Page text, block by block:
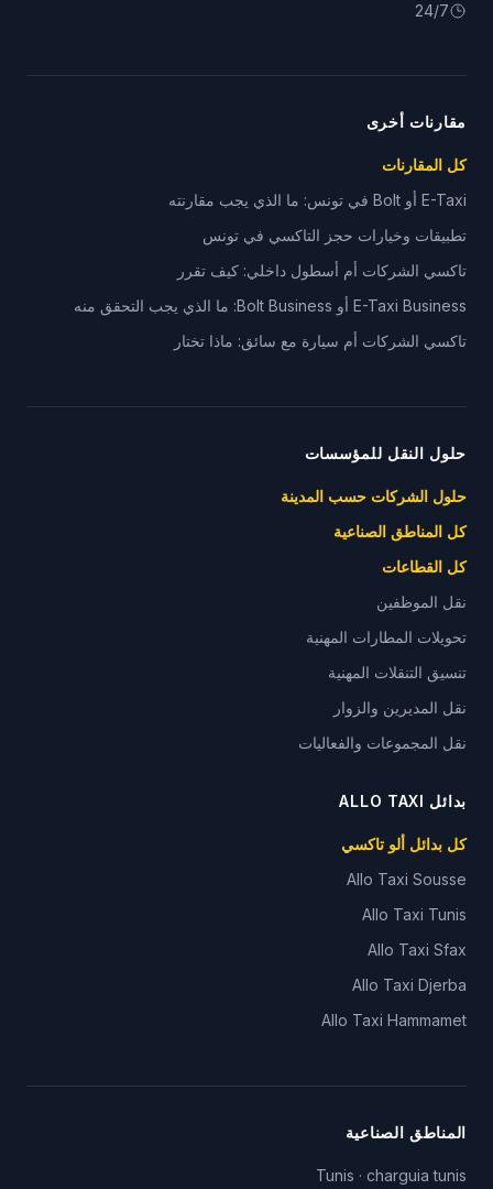
24/7
مقارنات أخرى
كل المقارنات
E-Taxi أو Bolt في تونس: ما الذي يجب مقارنته
تطبيقات وخيارات حجز التاكسي في تونس
تاكسي الشركات أم أسطول داخلي: كيف تقرر
E-Taxi Business أو Bolt Business: ما الذي يجب التحقق منه
تاكسي الشركات أم سيارة مع سائق: ماذا تختار
حلول النقل للمؤسسات
حلول الشركات حسب المدينة
كل المناطق الصناعية
كل القطاعات
نقل الموظفين
تحويلات المطارات المهنية
تنسيق التنقلات المهنية
نقل المديرين والزوار
نقل المجموعات والفعاليات
بدائل ALLO TAXI
كل بدائل ألو تاكسي
Allo Taxi Sousse
Allo Taxi Tunis
Allo Taxi Sfax
Allo Taxi Djerba
Allo Taxi Hammamet
المناطق الصناعية
Tunis · charguia tunis